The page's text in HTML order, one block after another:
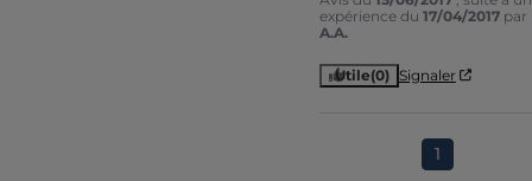
expérience du 17/04/2017 par
A.A.
Utile(0) Signaler
1